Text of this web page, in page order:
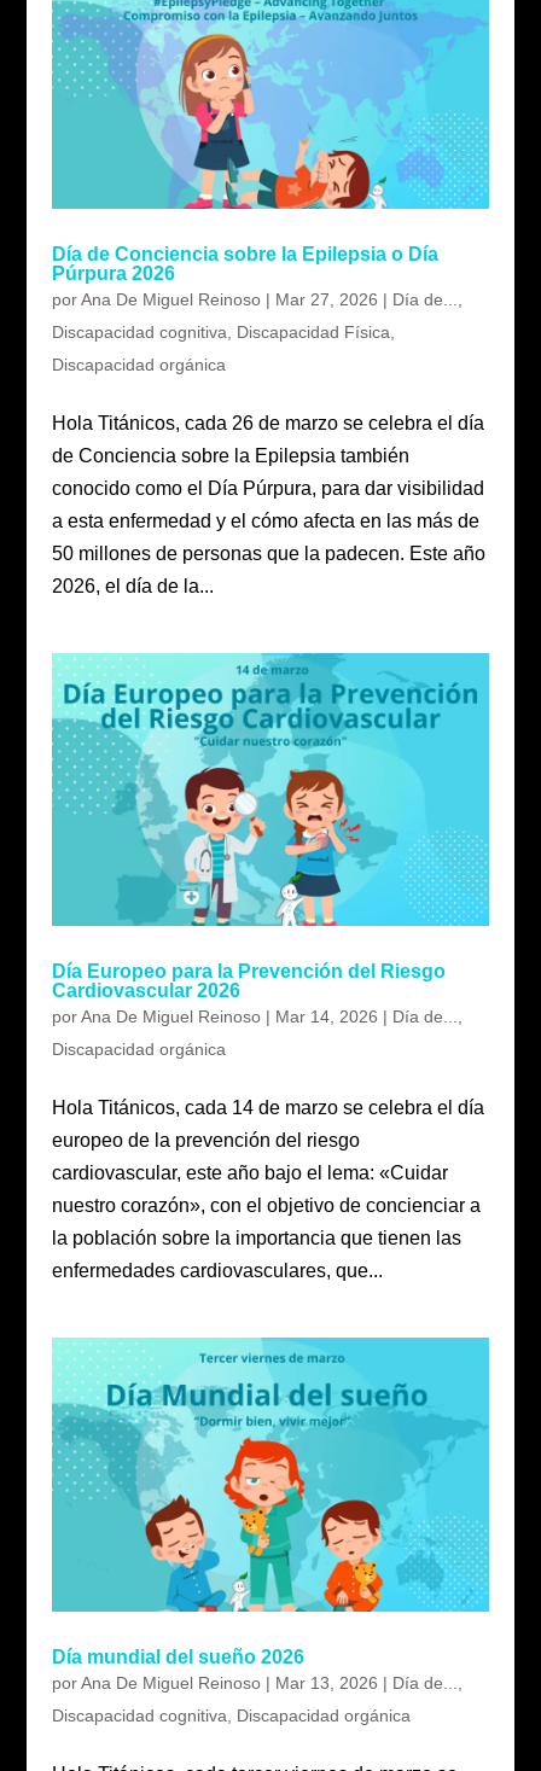
Día de Conciencia sobre la Epilepsia o Día
Púrpura 2026
porAna De Miguel Reinoso| Mar 27, 2026 | Día de...
Discapacidad cognitiva
Discapacidad Física
Discapacidad orgánica
Hola Titánicos, cada 26 de marzo se celebra el día
de Conciencia sobre la Epilepsia también
conocido como el Día Púrpura, para dar visibilidad
a esta enfermedad y el cómo afecta en las más de
50 millones de personas que la padecen. Este año
2026, el día de la...
Día Europeo para la Prevención del Riesgo
Cardiovascular 2026
porAna De Miguel Reinoso| Mar 14, 2026 | Día de...,
Discapacidad orgánica
Hola Titánicos, cada 14 de marzo se celebra el día
europeo de la prevención del riesgo
cardiovascular, este año bajo el lema: «Cuidar
nuestro corazón», con el objetivo de concienciar a
la población sobre la importancia que tienen las
enfermedades cardiovasculares, que...
Día mundial del sueño 2026
porAna De Miguel Reinoso| Mar 13, 2026 | Día de...
Discapacidad cognitiva
Discapacidad orgánica